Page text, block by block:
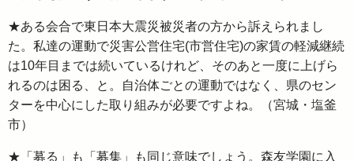
★ある会合で東日本大震災被災者の方から訴えられまし
た。私達の運動で災害公営住宅(市営住宅)の家賃の軽減継続
は10年目までは続いているけれど、そのあと一度に上げら
れるのは困る、と。自治体ごとの運動ではなく、県のセン
ターを中心にした取り組みが必要ですよね。（宮城・塩釜
市）
★「募る」も「募集」も同じ意味でしょう。森友学園に入